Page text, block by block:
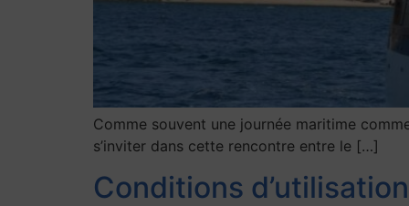
Comme souvent une journée maritime
s’inviter dans cette rencontre entre le […]
Conditions